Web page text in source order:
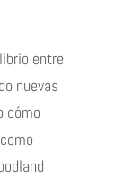
entre
nuevas
cómo